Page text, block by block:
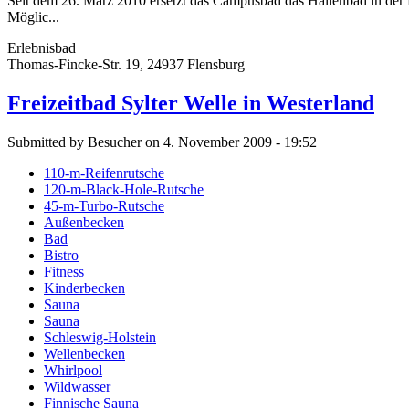
Möglic...
Erlebnisbad
Thomas-Fincke-Str. 19, 24937 Flensburg
Freizeitbad Sylter Welle in Westerland
Submitted by Besucher on 4. November 2009 - 19:52
110-m-Reifenrutsche
120-m-Black-Hole-Rutsche
45-m-Turbo-Rutsche
Außenbecken
Bad
Bistro
Fitness
Kinderbecken
Sauna
Sauna
Schleswig-Holstein
Wellenbecken
Whirlpool
Wildwasser
Finnische Sauna